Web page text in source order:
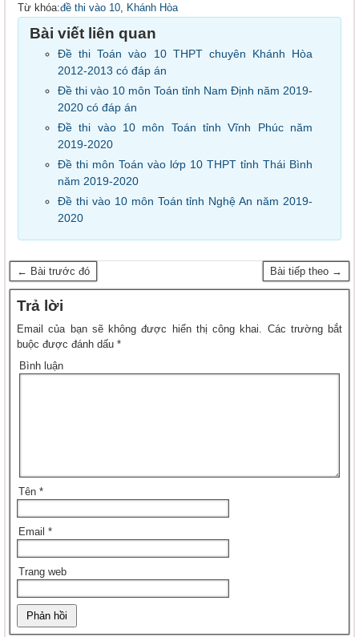
Từ khóa:đề thi vào 10 Khánh Hòa
Bài viết liên quan
Đề thi Toán vào 10 THPT chuyên Khánh Hòa
2012-2013 có đáp án
Đề thi vào 10 môn Toán tỉnh Nam Định năm 2019-
2020 có đáp án
Đề thi vào 10 môn Toán tỉnh Vĩnh Phúc năm
2019-2020
Đề thi môn Toán vào lớp 10 THPT tỉnh Thái Bình
năm 2019-2020
Đề thi vào 10 môn Toán tỉnh Nghệ An năm 2019-
2020
← Bài trước đó Bài tiếp theo →
Trả lời
Email của bạn sẽ không được hiển thị công khai.
Các trường bắt
buộc được đánh dấu *
Bình luận
Tên *
Email *
Trang web